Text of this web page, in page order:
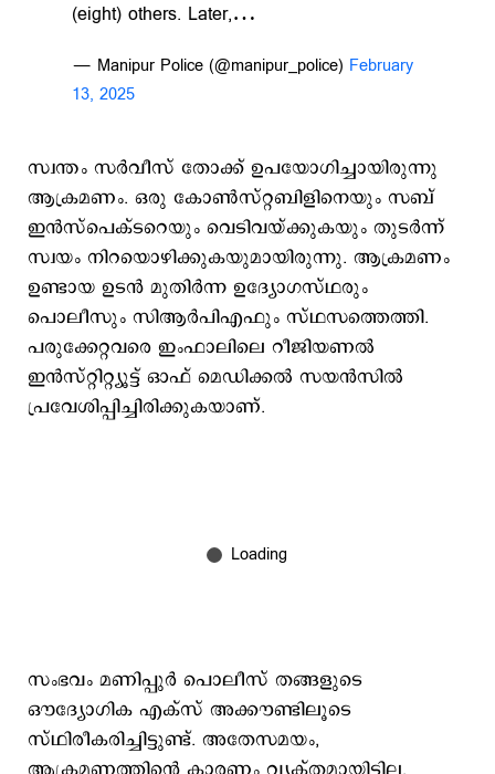
(eight) others. Later,…
— Manipur Police (@manipur_police) February
13, 2025
സ്വന്തം സര്‍വീസ് തോക്ക് ഉപയോഗിച്ചായിരുന്നു
ആക്രമണം. ഒരു കോൺസ്റ്റബിളിനെയും സബ്
ഇൻസ്പെക്ടറെയും വെടിവയ്ക്കുകയും തുടർന്ന്
സ്വയം നിറയൊഴിക്കുകയുമായിരുന്നു. ആക്രമണം
ഉണ്ടായ ഉടന്‍ മുതിര്‍ന്ന ഉദ്യോഗസ്ഥരും
പൊലീസും സിആര്‍പിഎഫും സ്ഥസത്തെത്തി.
പരുക്കേറ്റവരെ ഇംഫാലിലെ റീജിയണല്‍
ഇന്‍സ്റ്റിറ്റ്യൂട്ട് ഓഫ് ‍മെ‍ഡിക്കല്‍ സയന്‍സില്‍
പ്രവേശിപ്പിച്ചിരിക്കുകയാണ്.
സംഭവം മണിപ്പുര്‍ പൊലീസ് തങ്ങളുടെ
ഔദ്യോഗിക എക്സ് അക്കൗണ്ടിലൂടെ
സ്ഥിരീകരിച്ചിട്ടുണ്ട്. അതേസമയം,